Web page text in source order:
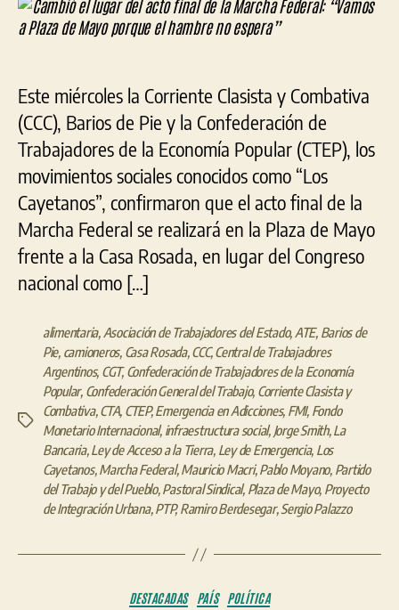
Este miércoles la Corriente Clasista y Combativa
(CCC), Barios de Pie y la Confederación de
Trabajadores de la Economía Popular (CTEP), los
movimientos sociales conocidos como “Los
Cayetanos”, confirmaron que el acto final de la
Marcha Federal se realizará en la Plaza de Mayo
frente a la Casa Rosada, en lugar del Congreso
nacional como […]
Etiquetas
alimentaria, Asociación de Trabajadores del Estado, ATE, Barios de
Pie, camioneros, Casa Rosada,CCC,Central de Trabajadores
Argentinos, CGT,Confederación de Trabajadores de la Economía
Popular, Confederación General del Trabajo, Corriente Clasista y
Combativa,CTA, CTEP,Emergencia en Adicciones, FMI, Fondo
Monetario Internacional, infraestructura social, Jorge Smith,La
Bancaria,Ley de Acceso a la Tierra, Ley de Emergencia, Los
Cayetanos,Marcha Federal,Mauricio Macri,Pablo Moyano, Partido
del Trabajo y del Pueblo,Pastoral Sindical, Plaza de Mayo, Proyecto
de Integración Urbana,PTP,Ramiro Berdesegar,Sergio Palazzo
Categorías
DESTACADAS PAÍS POLÍTICA